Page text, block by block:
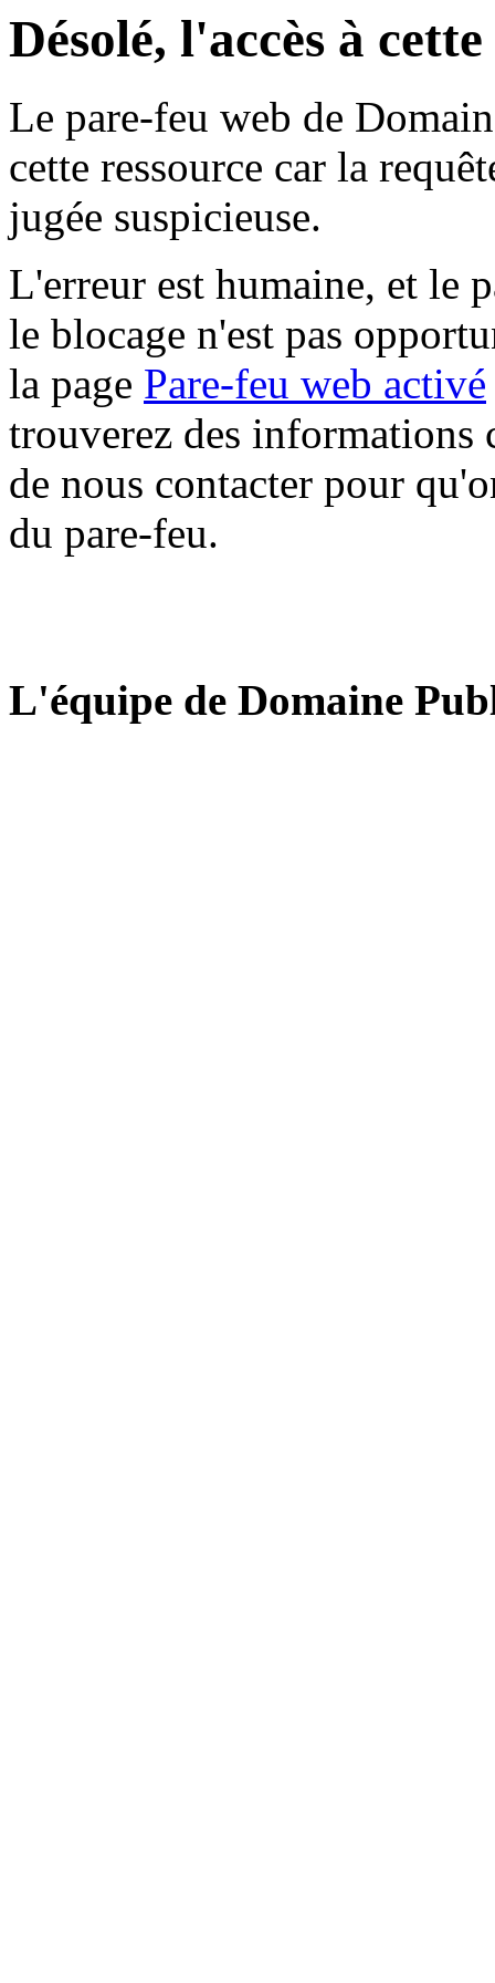
Désolé, l'accès à
Le pare-feu web de
cette ressource car la
jugée suspicieuse.
L'erreur est humaine, et le
le blocage n'est pas
la page Pare-feu web activé
trouverez des informations
de nous contacter pour
du pare-feu.
L'équipe de Domaine